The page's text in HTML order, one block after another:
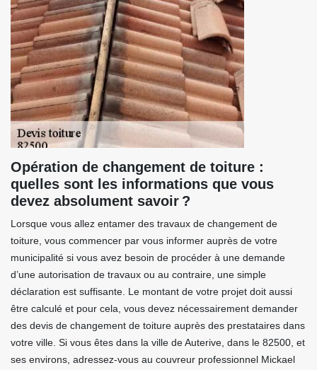
Opération de changement de toiture :
quelles sont les informations que vous
devez absolument savoir ?
Lorsque vous allez entamer des travaux de changement de
toiture, vous commencer par vous informer auprès de votre
municipalité si vous avez besoin de procéder à une demande
d’une autorisation de travaux ou au contraire, une simple
déclaration est suffisante. Le montant de votre projet doit aussi
être calculé et pour cela, vous devez nécessairement demander
des devis de changement de toiture auprès des prestataires dans
votre ville. Si vous êtes dans la ville de Auterive, dans le 82500, et
ses environs, adressez-vous au couvreur professionnel Mickael